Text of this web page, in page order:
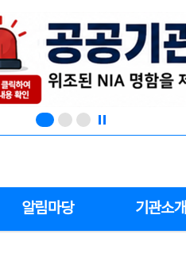
알림마당 기관소개